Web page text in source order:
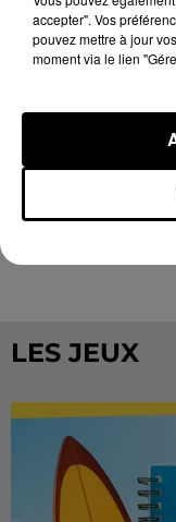
Stars'Terre
LES JEUX
accepter". Vos
pouvez mettre à jour
moment via le lien